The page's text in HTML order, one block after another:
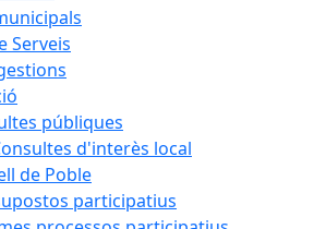
Serveis
públiques
d'interès local
de Poble
participatius